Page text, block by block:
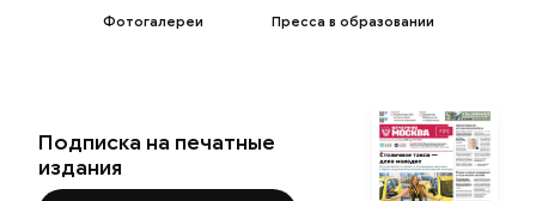
Фотогалереи
Пресса в образовании
Подписка на печатные
издания